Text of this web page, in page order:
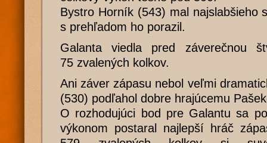
Bystro Horník (543) mal najslabšieho
s prehľadom ho porazil.
Galanta viedla pred záverečnou
75 zvalených kolkov.
Ani záver zápasu nebol veľmi
(530) podľahol dobre hrajúcemu
O rozhodujúci bod pre Galantu sa
výkonom postaral najlepší hráč